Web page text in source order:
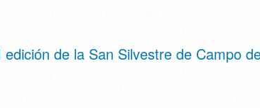
de la San Silvestre de Campo